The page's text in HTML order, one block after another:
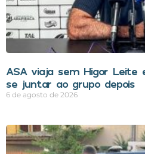
ASA viaja sem Higor Leite
se juntar ao grupo depois
6 de agosto de 2026